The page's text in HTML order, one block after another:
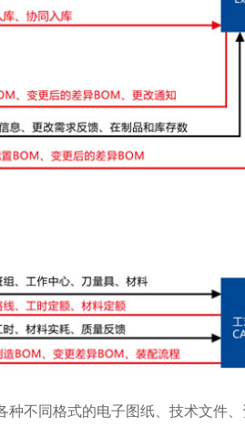
种不同格式的电子图纸、技术文件